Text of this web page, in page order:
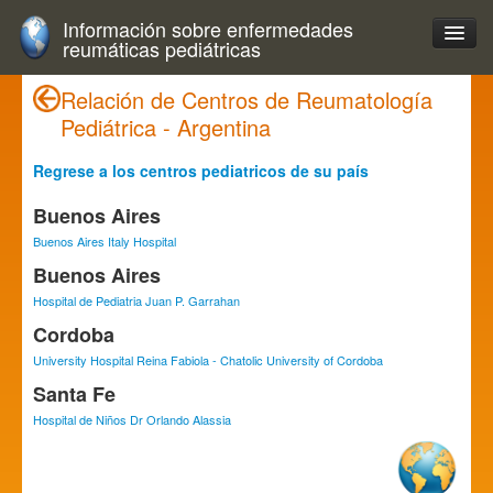
Información sobre enfermedades
reumáticas pediátricas
Relación de Centros de Reumatología
Pediátrica - Argentina
Regrese a los centros pediatricos de su país
Buenos Aires
Buenos Aires Italy Hospital
Buenos Aires
Hospital de Pediatria Juan P. Garrahan
Cordoba
University Hospital Reina Fabiola - Chatolic University of Cordoba
Santa Fe
Hospital de Niños Dr Orlando Alassia